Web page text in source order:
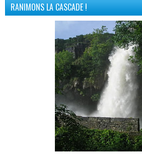
RANIMONS LA CASCADE !